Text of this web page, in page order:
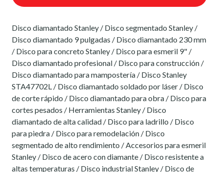
Disco diamantado Stanley / Disco segmentado Stanley /
Disco diamantado 9 pulgadas / Disco diamantado 230 mm
/ Disco para concreto Stanley / Disco para esmeril 9" /
Disco diamantado profesional / Disco para construcción /
Disco diamantado para mampostería / Disco Stanley
STA47702L / Disco diamantado soldado por láser / Disco
de corte rápido / Disco diamantado para obra / Disco para
cortes pesados / Herramientas Stanley / Disco
diamantado de alta calidad / Disco para ladrillo / Disco
para piedra / Disco para remodelación / Disco
segmentado de alto rendimiento / Accesorios para esmeril
Stanley / Disco de acero con diamante / Disco resistente a
altas temperaturas / Disco industrial Stanley / Disco de